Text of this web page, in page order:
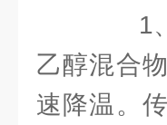
1、
乙醇混合
速降温。